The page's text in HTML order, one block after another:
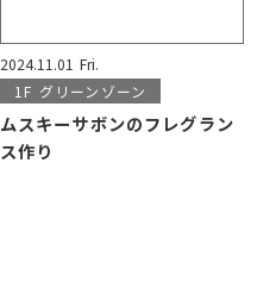
2024.11.01 Fri.
1F グリーンゾーン
ムスキーサボンのフレグラン
ス作り